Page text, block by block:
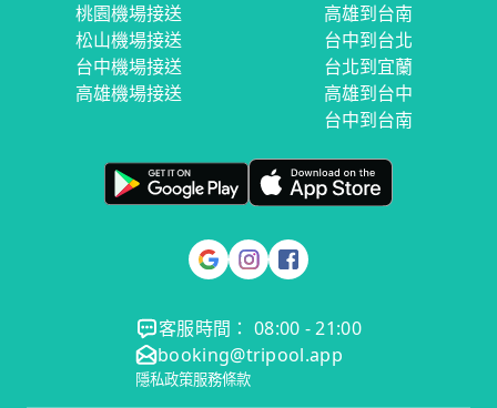
桃園機場接送
松山機場接送
台中機場接送
高雄機場接送
高雄到台南
台中到台北
台北到宜蘭
高雄到台中
台中到台南
客服時間： 08:00 - 21:00
booking@tripool.app
隱私政策服務條款